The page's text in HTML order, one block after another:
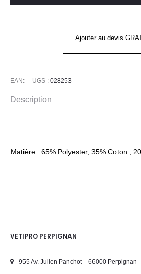
Ajouter au devis
EAN: UGS : 028253
Description
Matière : 65% Polyester, 35% Coton ;
VETIPRO PERPIGNAN
955 Av. Julien Panchot – 66000 Perpignan